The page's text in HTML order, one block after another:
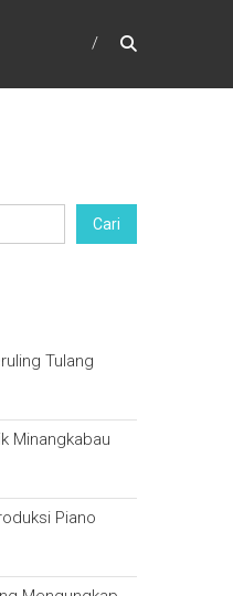
Cari
Tulang
Minangkabau
Piano